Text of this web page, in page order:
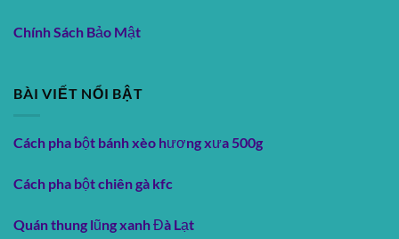
Chính Sách Bảo Mật
BÀI VIẾT NỔI BẬT
Cách pha bột bánh xèo hương xưa 500g
Cách pha bột chiên gà kfc
Quán thung lũng xanh Đà Lạt